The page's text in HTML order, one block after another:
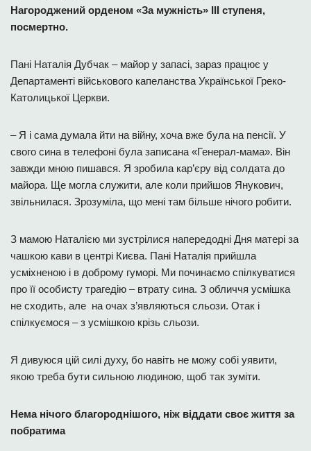
Нагороджений орденом «За мужність» ІІІ ступеня,
посмертно.
Пані Наталія Дубчак – майор у запасі, зараз працює у
Департаменті військового капеланства Української Греко-
Католицької Церкви.
– Я і сама думала йти на війну, хоча вже була на пенсії. У
свого сина в телефоні була записана «Генерал-мама». Він
завжди мною пишався. Я зробила кар’єру від солдата до
майора. Ще могла служити, але коли прийшов Янукович,
звільнилася. Зрозуміла, що мені там більше нічого робити.
З мамою Наталією ми зустрілися напередодні Дня матері за
чашкою кави в центрі Києва. Пані Наталія прийшла
усміхненою і в доброму гуморі. Ми починаємо спілкуватися
про її особисту трагедію – втрату сина. З обличчя усмішка
не сходить, але на очах з’являються сльози. Отак і
спілкуємося – з усмішкою крізь сльози.
Я дивуюся цій силі духу, бо навіть не можу собі уявити,
якою треба бути сильною людиною, щоб так зуміти.
Нема нічого благороднішого, ніж віддати своє життя за
побратима